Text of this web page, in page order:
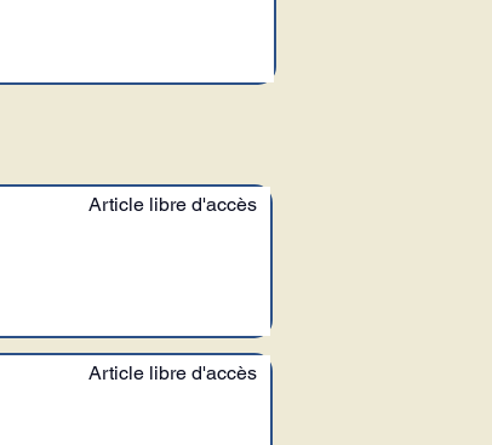
Article libre d'accès
Article libre d'accès